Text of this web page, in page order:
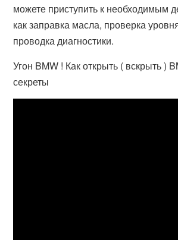
можете приступить к необходимым
как заправка масла, проверка
проводка диагностики.
Угон BMW ! Как открыть ( вскрыть )
секреты